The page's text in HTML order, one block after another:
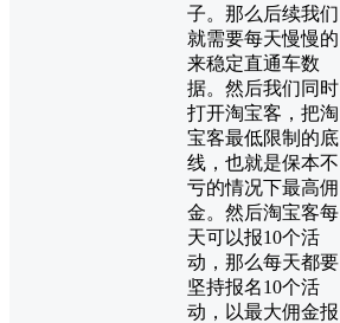
子。那么后续我们
就需要每天慢慢的
来稳定直通车数
据。然后我们同时
打开淘宝客，把淘
宝客最低限制的底
线，也就是保本不
亏的情况下最高佣
金。然后淘宝客每
天可以报10个活
动，那么每天都要
坚持报名10个活
动，以最大佣金报